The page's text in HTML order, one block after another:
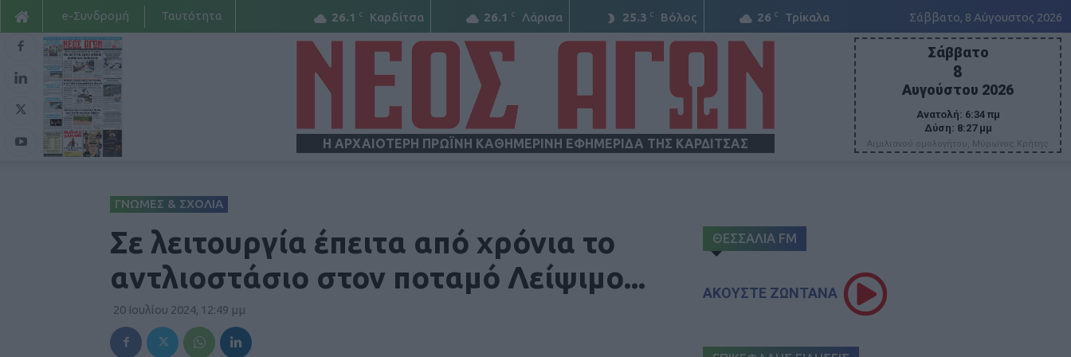
26.1 C Καρδίτσα 26.1 C Λάρισα 25.3 C Βόλος 26 C Τρίκαλα Σάββατο, 8 Αύγουστος 2026
e-Συνδρομή Ταυτότητα
Η ΑΡΧΑΙΟΤΕΡΗ ΠΡΩΪΝΗ ΚΑΘΗΜΕΡΙΝΗ ΕΦΗΜΕΡΙΔΑ ΤΗΣ ΚΑΡΔΙΤΣΑΣ
Σάββατο
8
Αυγούστου 2026
Ανατολή: 6:34 πμ
Δύση: 8:27 μμ
Αιμιλιανού ομολογήτου, Μύρωνος Κρήτης
ΓΝΩΜΕΣ & ΣΧΟΛΙΑ
Σε λειτουργία έπειτα από χρόνια το
αντλιοστάσιο στον ποταμό Λείψιμο...
20 Ιουλίου 2024, 12:49 μμ
ΘΕΣΣΑΛΙΑ FM
ΑΚΟΥΣΤΕ ΖΩΝΤΑΝΑ